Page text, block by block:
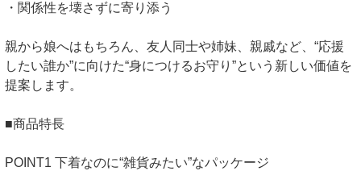
・関係性を壊さずに寄り添う
親から娘へはもちろん、友人同士や姉妹、親戚など、“応援
したい誰か”に向けた“身につけるお守り”という新しい価値を
提案します。
■商品特長
POINT1 下着なのに“雑貨みたい”なパッケージ